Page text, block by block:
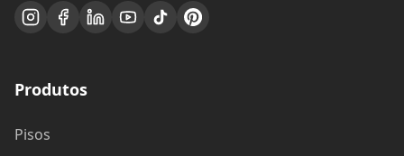
Produtos
Pisos